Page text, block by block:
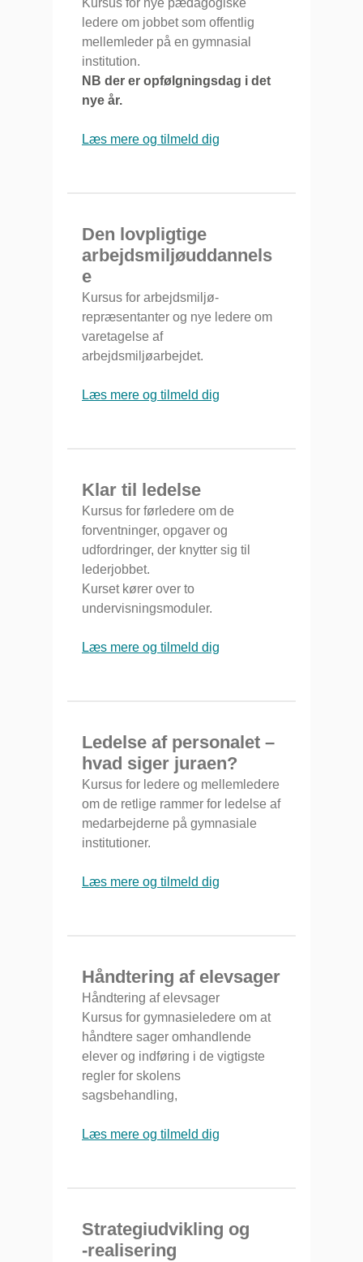
Kursus for nye pædagogiske
ledere om jobbet som offentlig
mellemleder på en gymnasial
institution.
NB der er opfølgningsdag i det
nye år.
Læs mere og tilmeld dig
Den lovpligtige
arbejdsmiljøuddannels
e
Kursus for arbejdsmiljø-
repræsentanter og nye ledere om
varetagelse af
arbejdsmiljøarbejdet.
Læs mere og tilmeld dig
Klar til ledelse
Kursus for førledere om de
forventninger, opgaver og
udfordringer, der knytter sig til
lederjobbet.
Kurset kører over to
undervisningsmoduler.
Læs mere og tilmeld dig
Ledelse af personalet –
hvad siger juraen?
Kursus for ledere og mellemledere
om de retlige rammer for ledelse af
medarbejderne på gymnasiale
institutioner.
Læs mere og tilmeld dig
Håndtering af elevsager
Håndtering af elevsager
Kursus for gymnasieledere om at
håndtere sager omhandlende
elever og indføring i de vigtigste
regler for skolens
sagsbehandling,
Læs mere og tilmeld dig
Strategiudvikling og
-realisering